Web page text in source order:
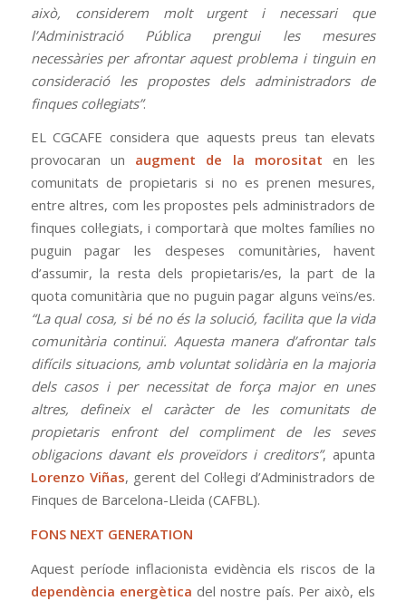
això, considerem molt urgent i necessari que
l’Administració Pública prengui les mesures
necessàries per afrontar aquest problema i tinguin en
consideració les propostes dels administradors de
finques col·legiats”.
EL CGCAFE considera que aquests preus tan elevats
provocaran un augment de la morositat en les
comunitats de propietaris si no es prenen mesures,
entre altres, com les propostes pels administradors de
finques col·legiats, i comportarà que moltes famílies no
puguin pagar les despeses comunitàries, havent
d’assumir, la resta dels propietaris/es, la part de la
quota comunitària que no puguin pagar alguns veïns/es.
“La qual cosa, si bé no és la solució, facilita que la vida
comunitària continuï. Aquesta manera d’afrontar tals
difícils situacions, amb voluntat solidària en la majoria
dels casos i per necessitat de força major en unes
altres, defineix el caràcter de les comunitats de
propietaris enfront del compliment de les seves
obligacions davant els proveïdors i creditors”, apunta
Lorenzo Viñas, gerent del Col·legi d’Administradors de
Finques de Barcelona-Lleida (CAFBL).
FONS NEXT GENERATION
Aquest període inflacionista evidència els riscos de la
dependència energètica del nostre país. Per això, els